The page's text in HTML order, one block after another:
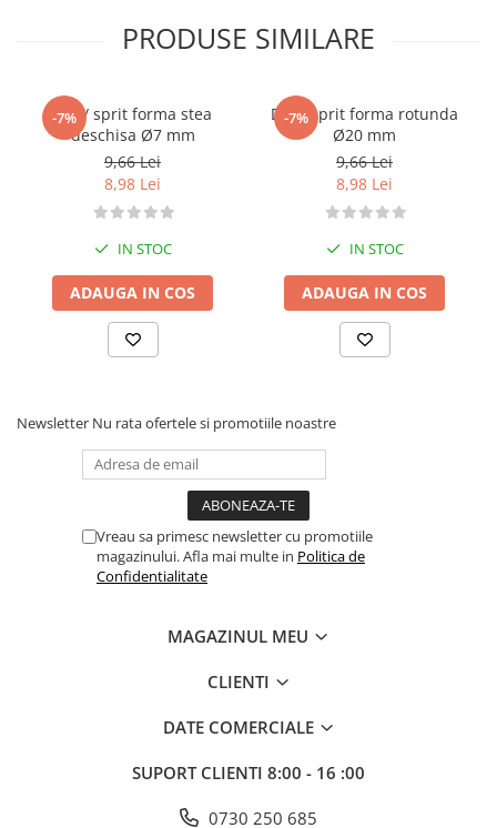
PRODUSE SIMILARE
-7%
Dui / sprit forma stea
deschisa Ø7 mm
9,66 Lei
8,98 Lei
IN STOC
ADAUGA IN COS
-7%
Dui / sprit forma rotunda
Ø20 mm
9,66 Lei
8,98 Lei
IN STOC
ADAUGA IN COS
Newsletter Nu rata ofertele si promotiile noastre
Vreau sa primesc newsletter cu promotiile
magazinului. Afla mai multe in Politica de
Confidentialitate
MAGAZINUL MEU
CLIENTI
DATE COMERCIALE
SUPORT CLIENTI 8:00 - 16 :00
0730 250 685